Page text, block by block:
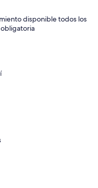
disponible todos los